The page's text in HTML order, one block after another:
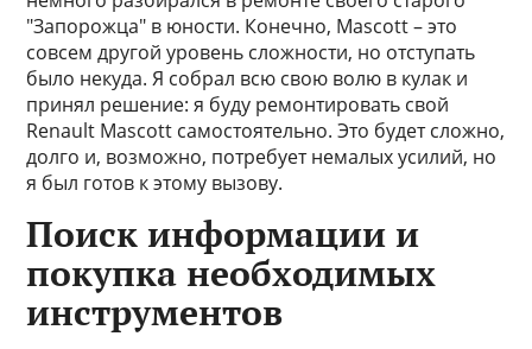
"Запорожца" в юности. Конечно, Mascott – это
совсем другой уровень сложности, но отступать
было некуда. Я собрал всю свою волю в кулак и
принял решение: я буду ремонтировать свой
Renault Mascott самостоятельно. Это будет сложно,
долго и, возможно, потребует немалых усилий, но
я был готов к этому вызову.
Поиск информации и
покупка необходимых
инструментов